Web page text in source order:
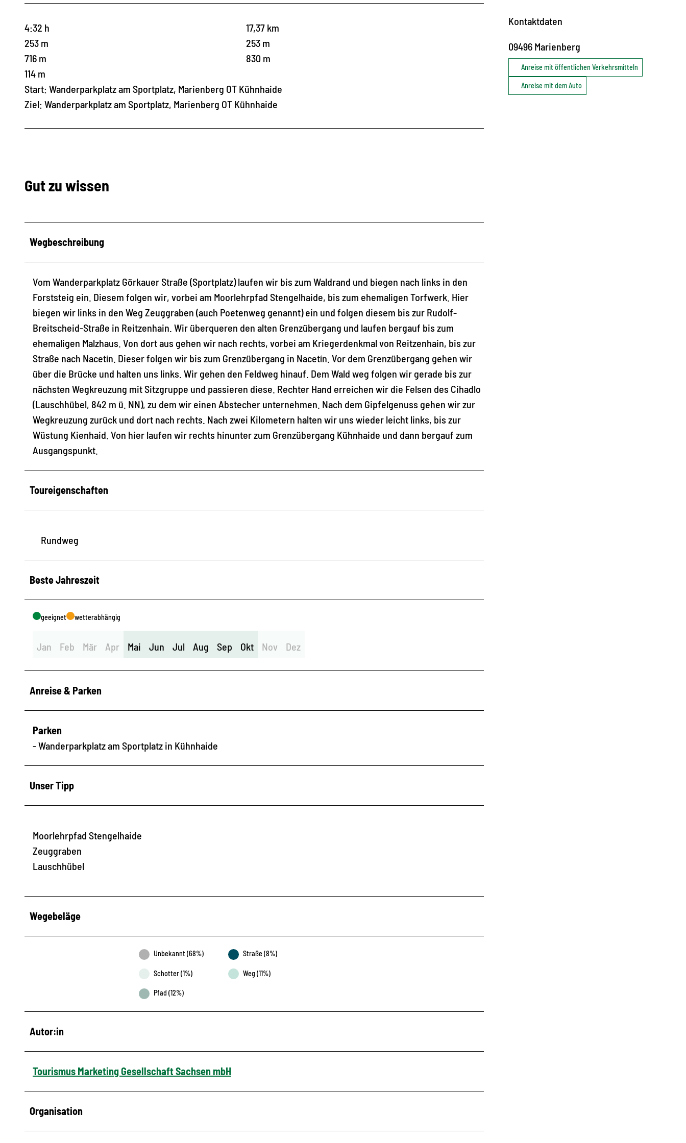
4:32 h
17,37 km
253 m
253 m
716 m
830 m
114 m
Start: Wanderparkplatz am Sportplatz, Marienberg OT Kühnhaide
Ziel: Wanderparkplatz am Sportplatz, Marienberg OT Kühnhaide
Gut zu wissen
Wegbeschreibung
Vom Wanderparkplatz Görkauer Straße (Sportplatz) laufen wir bis zum Waldrand und biegen nach links in den
Forststeig ein. Diesem folgen wir, vorbei am Moorlehrpfad Stengelhaide, bis zum ehemaligen Torfwerk. Hier
biegen wir links in den Weg Zeuggraben (auch Poetenweg genannt) ein und folgen diesem bis zur Rudolf-
Breitscheid-Straße in Reitzenhain. Wir überqueren den alten Grenzübergang und laufen bergauf bis zum
ehemaligen Malzhaus. Von dort aus gehen wir nach rechts, vorbei am Kriegerdenkmal von Reitzenhain, bis zur
Straße nach Nacetín. Dieser folgen wir bis zum Grenzübergang in Nacetín. Vor dem Grenzübergang gehen wir
über die Brücke und halten uns links. Wir gehen den Feldweg hinauf. Dem Wald weg folgen wir gerade bis zur
nächsten Wegkreuzung mit Sitzgruppe und passieren diese. Rechter Hand erreichen wir die Felsen des Cihadlo
(Lauschhübel, 842 m ü. NN), zu dem wir einen Abstecher unternehmen. Nach dem Gipfelgenuss gehen wir zur
Wegkreuzung zurück und dort nach rechts. Nach zwei Kilometern halten wir uns wieder leicht links, bis zur
Wüstung Kienhaid. Von hier laufen wir rechts hinunter zum Grenzübergang Kühnhaide und dann bergauf zum
Ausgangspunkt.
Toureigenschaften
Rundweg
Beste Jahreszeit
geeignet wetterabhängig
Jan Feb Mär Apr Mai Jun Jul Aug Sep Okt Nov Dez
Anreise & Parken
Parken
- Wanderparkplatz am Sportplatz in Kühnhaide
Unser Tipp
Moorlehrpfad Stengelhaide
Zeuggraben
Lauschhübel
Wegebeläge
Unbekannt (68%) Straße (8%)
Schotter (1%) Weg (11%)
Pfad (12%)
Autor:in
Tourismus Marketing Gesellschaft Sachsen mbH
Organisation
Kontaktdaten
09496 Marienberg
Anreise mit öffentlichen Verkehrsmitteln
Anreise mit dem Auto